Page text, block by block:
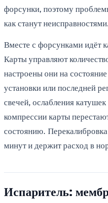
форсунки, поэтому
как станут неисправностями.
Вместе с форсунками идёт
Карты управляют
настроены они на
установки или последней
свечей, ослабления
компрессии карты
состоянию.
минут и держит расход в
Испаритель: